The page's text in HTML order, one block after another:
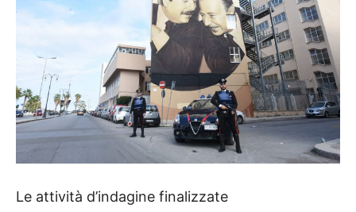
Le attività d’indagine finalizzate